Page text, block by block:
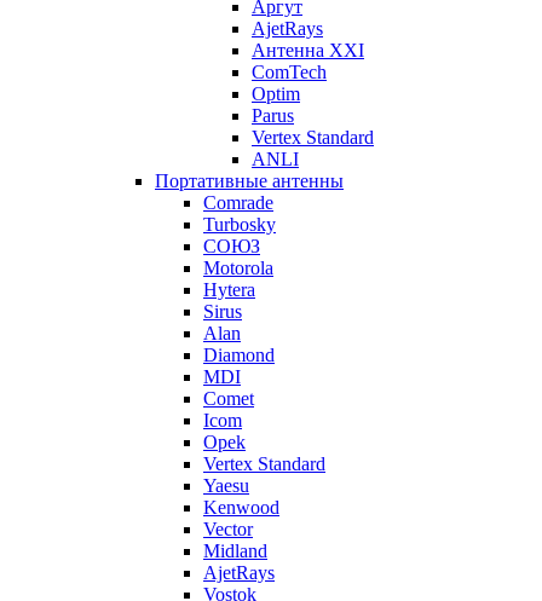
Аргут
AjetRays
Антенна XXI
ComTech
Optim
Parus
Vertex Standard
ANLI
Портативные антенны
Comrade
Turbosky
СОЮЗ
Motorola
Hytera
Sirus
Alan
Diamond
MDI
Comet
Icom
Opek
Vertex Standard
Yaesu
Kenwood
Vector
Midland
AjetRays
Vostok